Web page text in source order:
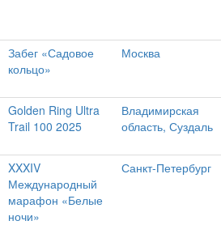
Забег «Садовое
кольцо»
Москва
Golden Ring Ultra
Trail 100 2025
Владимирская
область, Суздаль
XXXIV
Международный
марафон «Белые
ночи»
Санкт-Петербург